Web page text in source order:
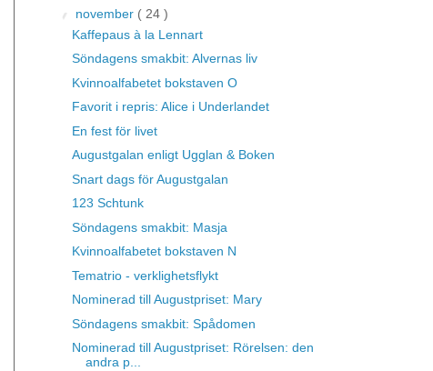
▼ november ( 24 )
Kaffepaus à la Lennart
Söndagens smakbit: Alvernas liv
Kvinnoalfabetet bokstaven O
Favorit i repris: Alice i Underlandet
En fest för livet
Augustgalan enligt Ugglan & Boken
Snart dags för Augustgalan
123 Schtunk
Söndagens smakbit: Masja
Kvinnoalfabetet bokstaven N
Tematrio - verklighetsflykt
Nominerad till Augustpriset: Mary
Söndagens smakbit: Spådomen
Nominerad till Augustpriset: Rörelsen: den
andra p...